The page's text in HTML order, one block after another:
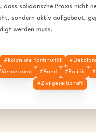
dass solidarische Praxis nicht
sondern aktiv aufgebaut,
werden muss.
# Koloniale Kontinuität #
Vernetzung # Bund # Politik #
#Zivilgesellschaft